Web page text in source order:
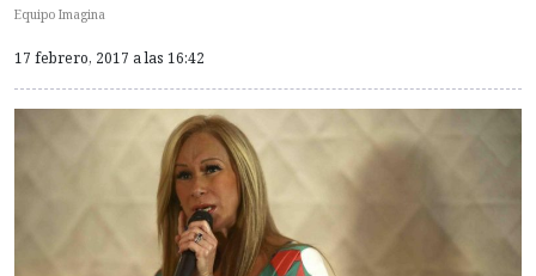
Equipo Imagina
17 febrero, 2017 a las 16:42